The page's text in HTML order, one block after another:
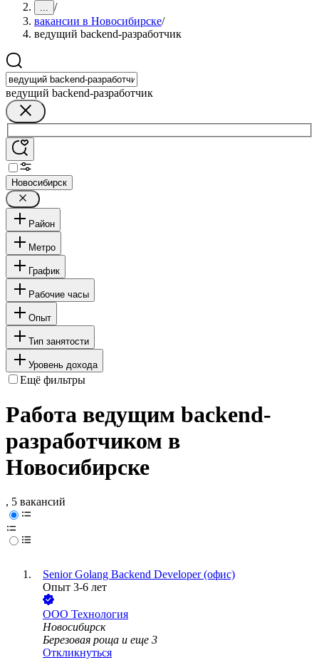
... /
вакансии в Новосибирске/
ведущий backend-разработчик
ведущий backend-разработчик
Новосибирск
Район
Метро
График
Рабочие часы
Опыт
Тип занятости
Уровень дохода
Ещё фильтры
Работа ведущим backend-
разработчиком в
Новосибирске
, 5 вакансий
Senior Golang Backend Developer (офис)
Опыт 3-6 лет
ООО Технология
Новосибирск
Березовая роща и еще 3
Откликнуться